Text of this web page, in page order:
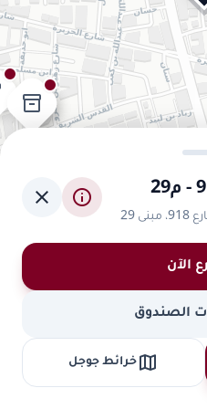
inventory_2
inventory_2
inventory_2
inventory_2
info
close
الآن
الصندوق
map خرائط جوجل